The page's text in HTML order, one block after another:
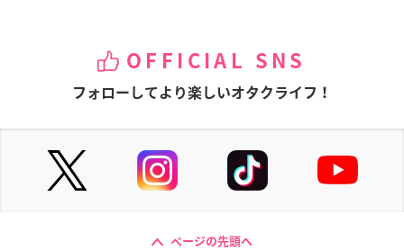
OFFICIAL SNS
フォローしてより楽しいオタクライフ！
ページの先頭へ